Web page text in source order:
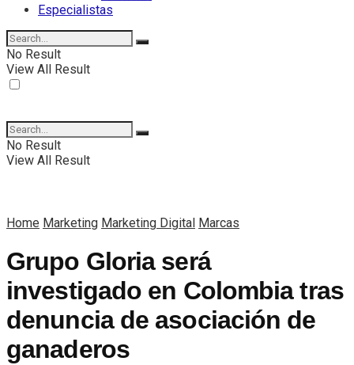
Especialistas
No Result
View All Result
No Result
View All Result
Home Marketing Marketing Digital Marcas
Grupo Gloria será
investigado en Colombia tras
denuncia de asociación de
ganaderos